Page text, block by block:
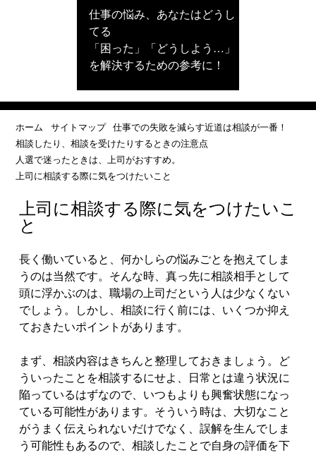
仕事の悩み、あなたはどうし
てる
「困った」「どうしよう…」
を解決するための参考に！
ホーム サイトマップ 仕事での失敗を減らす近道は相談が一番！
相談したり、相談を受けたりするときの注意点
人選で迷ったときは、上司がおすすめ。
上司に相談する際に気をつけたいこと
上司に相談する際に気をつけたいこ
と
長く働いていると、何かしらの悩みごとを抱えてしま
うのは当然です。そんな時、真っ先に相談相手として
頭に浮かぶのは、職場の上司だという人は少なくない
でしょう。しかし、相談に行く前には、いくつか抑え
ておきたいポイントがあります。
まず、相談内容はきちんと整理しておきましょう。ど
ういったことを相談するにせよ、日常とは違う状況に
陥っているはずなので、いつもよりも興奮状態になっ
ている可能性があります。そういう時は、大切なこと
がうまく伝えられないだけでなく、誤解を生んでしま
う可能性もあるので、相談したことで自身の評価を下